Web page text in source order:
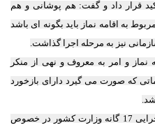
قرار داد و گفت: هم پوشانی و هم
به اقامه نماز باید بگونه ای باشد
نیز به مرحله اجرا گذاشت.
نماز و امر به معروف و نهی از منکر
که صورت می گیرد دارای بازخورد
بنابراین گزارش بررسی دستورالعمل اجرایی 17 گانه وزارت کشور در خصوص